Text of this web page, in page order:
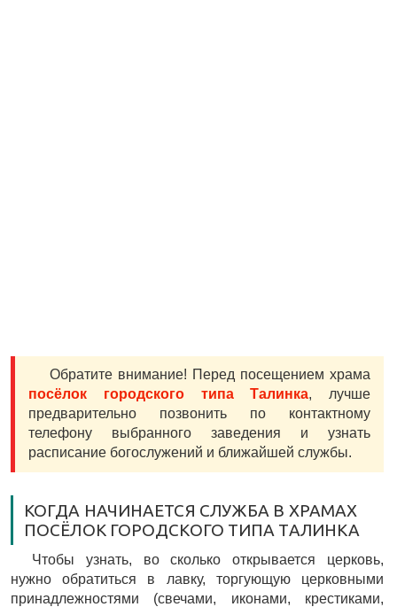
Обратите внимание! Перед посещением храма
посёлок городского типа Талинка, лучше
предварительно позвонить по контактному
телефону выбранного заведения и узнать
расписание богослужений и ближайшей службы.
КОГДА НАЧИНАЕТСЯ СЛУЖБА В ХРАМАХ
ПОСЁЛОК ГОРОДСКОГО ТИПА ТАЛИНКА
Чтобы узнать, во сколько открывается церковь,
нужно обратиться в лавку, торгующую церковными
принадлежностями (свечами, иконами, крестиками,